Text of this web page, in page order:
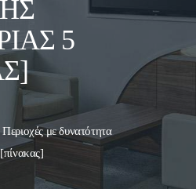
5
με δυνατότητα